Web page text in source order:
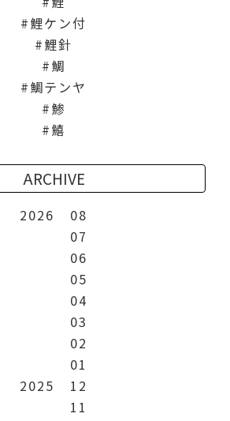
鯉ケン付
鯉針
鯛
鯛テンヤ
鯵
鱚
ARCHIVE
2026
08
07
06
05
04
03
02
01
2025
12
11